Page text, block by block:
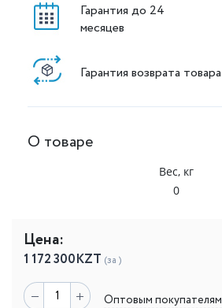
Гарантия до 24
месяцев
Гарантия возврата товара
О товаре
Вес, кг
0
Цена:
1 172 300KZT (за )
Оптовым покупателям